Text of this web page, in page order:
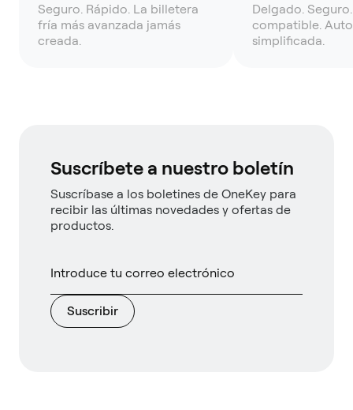
Seguro. Rápido. La billetera
fría más avanzada jamás
creada.
Delgado.
compatible.
simplificada.
Suscríbete a nuestro boletín
Suscríbase a los boletines de OneKey para
recibir las últimas novedades y ofertas de
productos.
Suscribir